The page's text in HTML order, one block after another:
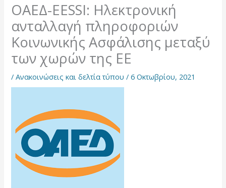
ΟΑΕΔ-EESSI: Ηλεκτρονική
ανταλλαγή πληροφοριών
Κοινωνικής Ασφάλισης μεταξύ
των χωρών της ΕΕ
/Ανακοινώσεις και δελτία τύπου /6 Οκτωβρίου, 2021